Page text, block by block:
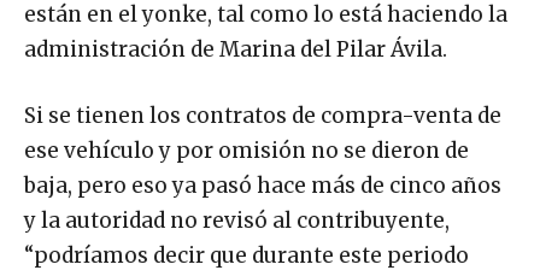
están en el yonke, tal como lo está haciendo la
administración de Marina del Pilar Ávila.
Si se tienen los contratos de compra-venta de
ese vehículo y por omisión no se dieron de
baja, pero eso ya pasó hace más de cinco años
y la autoridad no revisó al contribuyente,
“podríamos decir que durante este periodo